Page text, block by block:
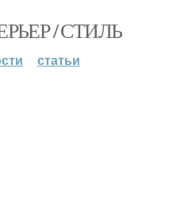
/ СТИЛЬ
статьи